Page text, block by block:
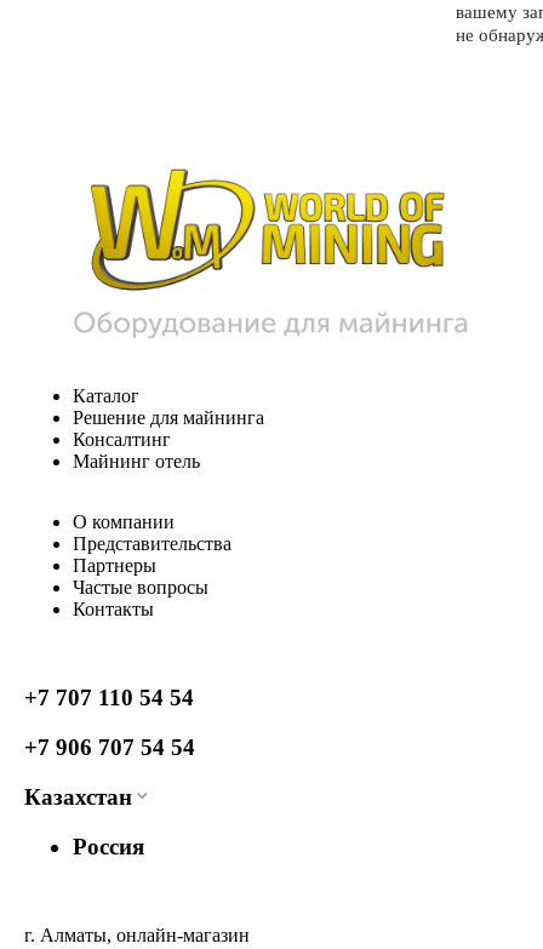
вашему
не
Каталог
Решение для майнинга
Консалтинг
Майнинг отель
О компании
Представительства
Партнеры
Частые вопросы
Контакты
+7 707 110 54 54
+7 906 707 54 54
Казахстан
Россия
г. Алматы, онлайн-магазин